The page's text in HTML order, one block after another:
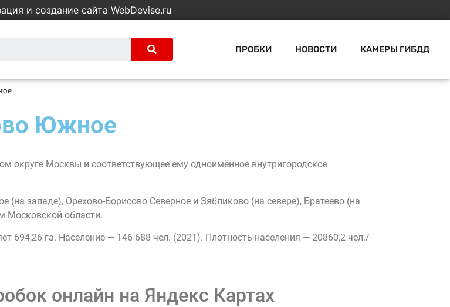
и создание сайта WebDevise.ru
ПРОБКИ НОВОСТИ КАМЕРЫ ГИБДД
Южное
Москвы и соответствующее ему одноимённое внутригородское
западе), Орехово-Борисово Северное и Зябликово (на севере), Братеево (на
Московской области.
694,26 га. Население — 146 688 чел. (2021). Плотность населения — 20860,2 чел./
онлайн на Яндекс Картах